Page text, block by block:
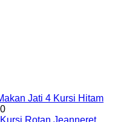
Jati 4 Kursi Hitam